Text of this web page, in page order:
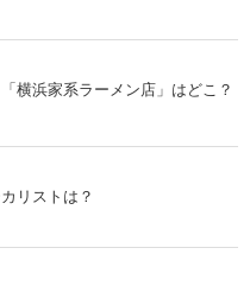
横浜家系ラーメン店」はどこ？
リストは？